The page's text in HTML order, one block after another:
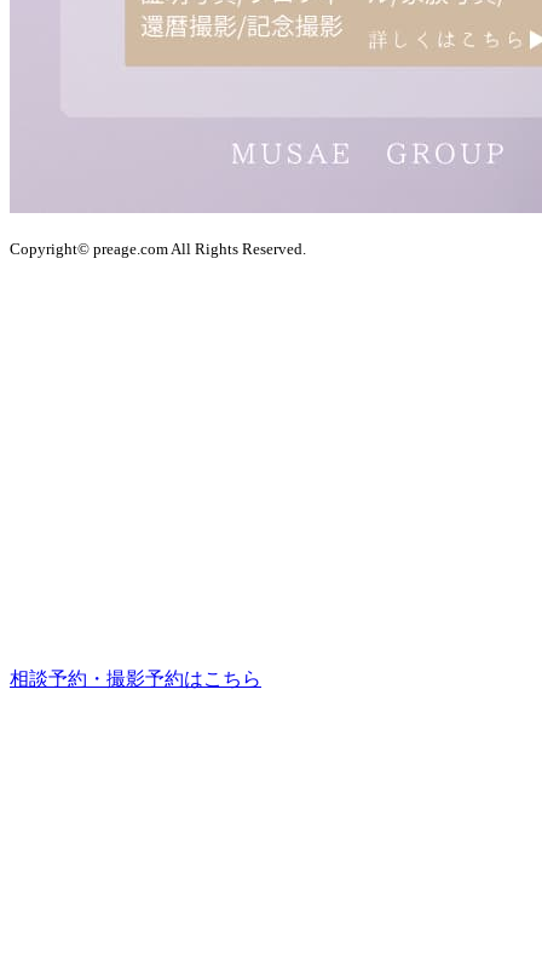
Copyright© preage.com All Rights Reserved.
相談予約・撮影予約はこちら